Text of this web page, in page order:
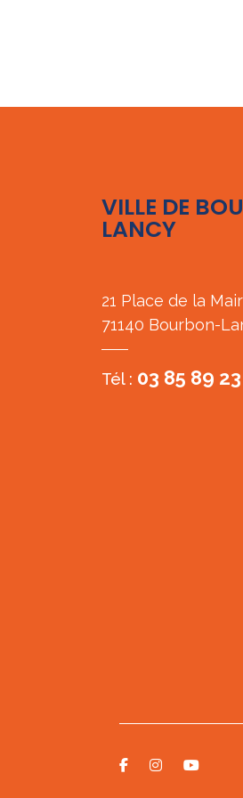
VILLE DE
LANCY
21 Place de la
71140 Bourbon-
Tél : 03 85 89